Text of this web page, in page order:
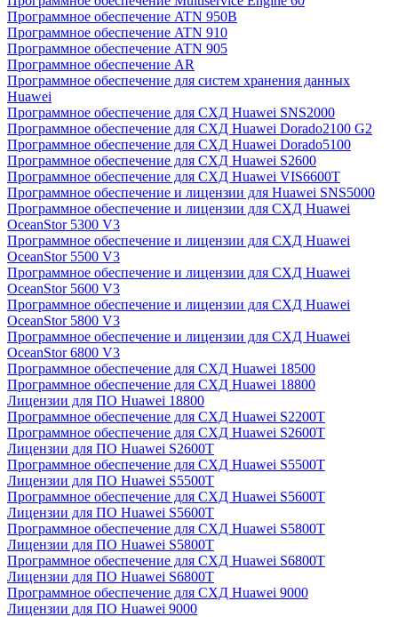
Программное обеспечение ATN 950B
Программное обеспечение ATN 910
Программное обеспечение ATN 905
Программное обеспечение AR
Программное обеспечение для систем хранения данных
Huawei
Программное обеспечение для СХД Huawei SNS2000
Программное обеспечение для СХД Huawei Dorado2100 G2
Программное обеспечение для СХД Huawei Dorado5100
Программное обеспечение для СХД Huawei S2600
Программное обеспечение для СХД Huawei VIS6600T
Программное обеспечение и лицензии для Huawei SNS5000
Программное обеспечение и лицензии для СХД Huawei
OceanStor 5300 V3
Программное обеспечение и лицензии для СХД Huawei
OceanStor 5500 V3
Программное обеспечение и лицензии для СХД Huawei
OceanStor 5600 V3
Программное обеспечение и лицензии для СХД Huawei
OceanStor 5800 V3
Программное обеспечение и лицензии для СХД Huawei
OceanStor 6800 V3
Программное обеспечение для СХД Huawei 18500
Программное обеспечение для СХД Huawei 18800
Лицензии для ПО Huawei 18800
Программное обеспечение для СХД Huawei S2200T
Программное обеспечение для СХД Huawei S2600T
Лицензии для ПО Huawei S2600T
Программное обеспечение для СХД Huawei S5500T
Лицензии для ПО Huawei S5500T
Программное обеспечение для СХД Huawei S5600T
Лицензии для ПО Huawei S5600T
Программное обеспечение для СХД Huawei S5800T
Лицензии для ПО Huawei S5800T
Программное обеспечение для СХД Huawei S6800T
Лицензии для ПО Huawei S6800T
Программное обеспечение для СХД Huawei 9000
Лицензии для ПО Huawei 9000